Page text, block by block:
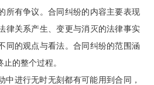
所有争议。合同纠纷的内容主要表现
律关系产生、变更与消灭的法律事实
同的观点与看法。合同纠纷的范围涵
的整个过程。
中进行无时无刻都有可能用到合同，